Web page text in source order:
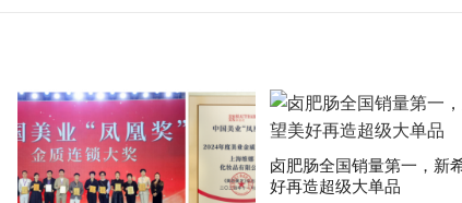
卤肥肠全国销量第一，新
好再造超级大单品